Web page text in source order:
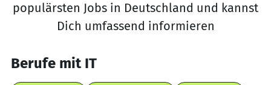
populärsten Jobs in Deutschland und kannst
Dich umfassend informieren
Berufe mit IT